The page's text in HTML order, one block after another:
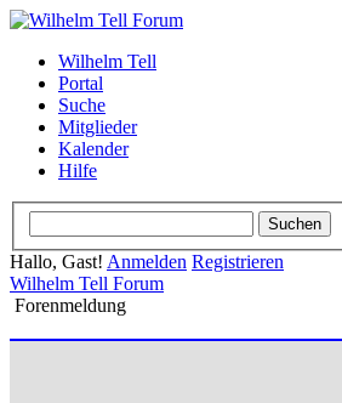
Wilhelm Tell
Portal
Suche
Mitglieder
Kalender
Hilfe
Hallo, Gast! Anmelden Registrieren
Wilhelm Tell Forum
Forenmeldung